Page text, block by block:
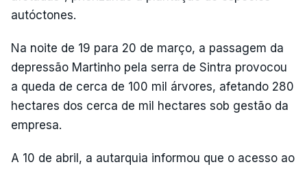
autóctones.
Na noite de 19 para 20 de março, a passagem da
depressão Martinho pela serra de Sintra provocou
a queda de cerca de 100 mil árvores, afetando 280
hectares dos cerca de mil hectares sob gestão da
empresa.
A 10 de abril, a autarquia informou que o acesso ao